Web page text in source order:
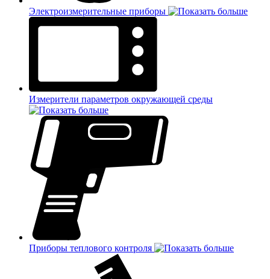
Электроизмерительные приборы
Измерители параметров окружающей среды
Приборы теплового контроля